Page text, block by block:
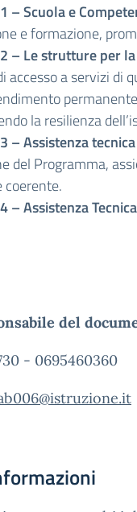
– Scuola e
e formazione,
– Le strutture per
accesso a servizi di
la resilienza
– Assistenza tecnica
del Programma,
coerente.
– Assistenza
del
- 0695460360